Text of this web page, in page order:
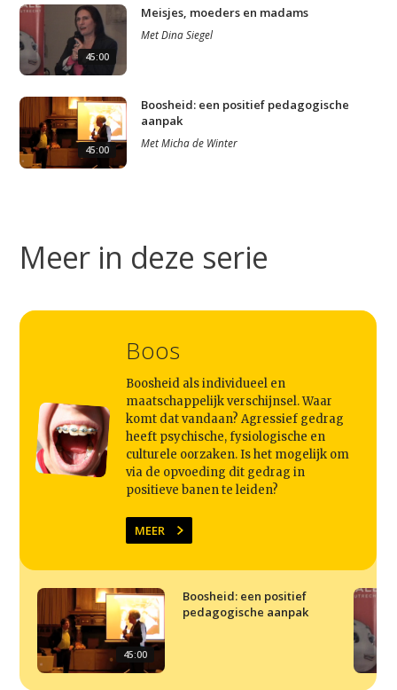
Studium Generale
Video
Artikelen
Contact
45:00
Meisjes, moeders en madams
MetDina Siegel
45:00
Boosheid: een positief pedagogische
aanpak
MetMicha de Winter
Meer in deze serie
Boos
Boosheid als individueel en
maatschappelijk verschijnsel. Waar
komt dat vandaan? Agressief gedrag
heeft psychische, fysiologische en
culturele oorzaken. Is het mogelijk om
via de opvoeding dit gedrag in
positieve banen te leiden?
MEER
45:00
Boosheid: een positief
pedagogische aanpak